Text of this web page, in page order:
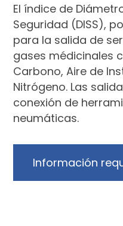
El índice de
Seguridad (DISS),
para la salida de
gases médicinales
Carbono, Aire de
Nitrógeno. Las
conexión de
neumáticas.
Información